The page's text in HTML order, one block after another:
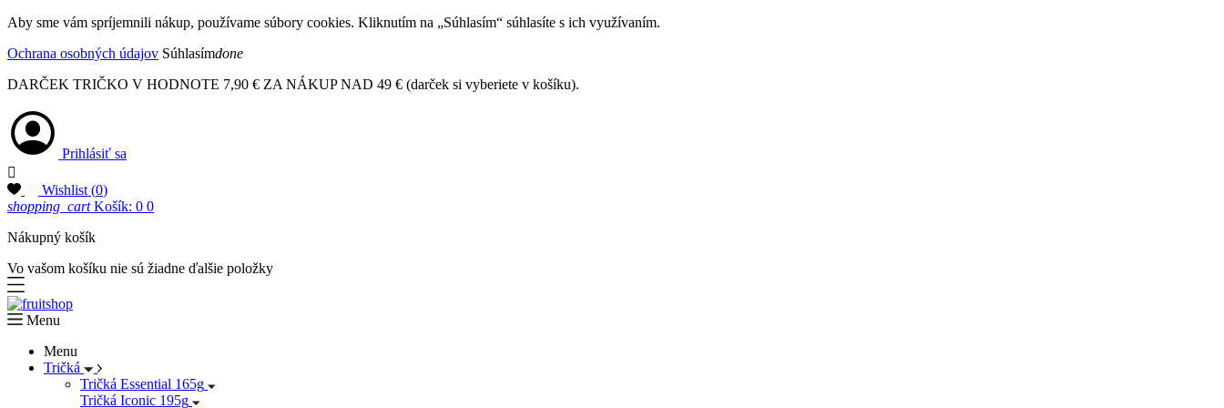
Aby sme vám spríjemnili nákup, používame súbory cookies. Kliknutím na „Súhlasím“ súhlasíte s ich využívaním.
Ochrana osobných údajov Súhlasímdone
DARČEK TRIČKO V HODNOTE 7,90 € ZA NÁKUP NAD 49 € (darček si vyberiete v košíku).
Prihlásiť sa

Wishlist (0)
shopping_cart Košík: 0 0
Nákupný košík
Vo vašom košíku nie sú žiadne ďalšie položky
Menu
Menu
Tričká
Tričká Essential 165g
Tričká Iconic 195g